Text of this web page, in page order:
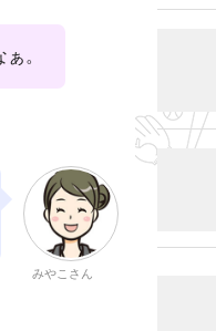
。
みやこさん